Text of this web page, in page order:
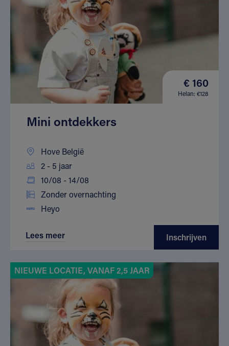
€ 160
Helan: €128
Mini ontdekkers
Hove België
2 - 5 jaar
10/08 - 14/08
Zonder overnachting
Heyo
Lees meer Inschrijven
NIEUWE LOCATIE, VANAF 2,5 JAAR